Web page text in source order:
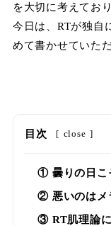
を大切に考えてお
今日は、RTが独自
めて書かせていた
目次 [ close ]
① 曇りの日こ
② 悪いのはメ
③ RT肌理論